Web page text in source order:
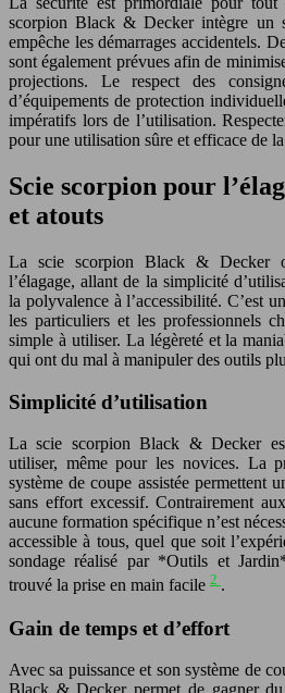
scorpion Black & Decker intègre un
empêche les démarrages accidentels.
sont également prévues afin de
projections. Le respect des
d’équipements de protection
impératifs lors de l’utilisation.
pour une utilisation sûre et efficace de
Scie scorpion pour
et atouts
La scie scorpion Black & Decker
l’élagage, allant de la simplicité
la polyvalence à l’accessibilité. C’est
les particuliers et les professionnels
simple à utiliser. La légèreté et la
qui ont du mal à manipuler des outils
Simplicité d’utilisation
La scie scorpion Black & Decker
utiliser, même pour les novices. La
système de coupe assistée permettent
sans effort excessif. Contrairement
aucune formation spécifique n’est
accessible à tous, quel que soit
sondage réalisé par *Outils et
trouvé la prise en main facile 2 .
Gain de temps et d’effort
Avec sa puissance et son système de